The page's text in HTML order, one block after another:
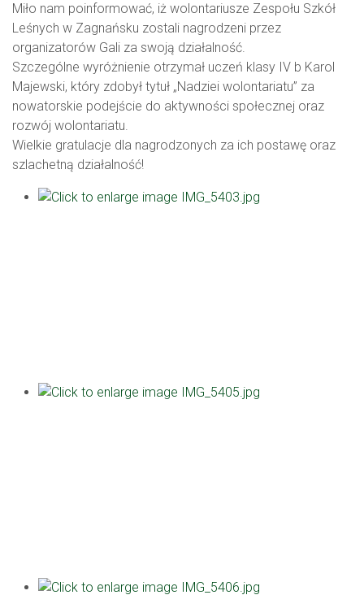
Miło nam poinformować, iż wolontariusze Zespołu Szkół
Leśnych w Zagnańsku zostali nagrodzeni przez
organizatorów Gali za swoją działalność.
Szczególne wyróżnienie otrzymał uczeń klasy IV b Karol
Majewski, który zdobył tytuł „Nadziei wolontariatu” za
nowatorskie podejście do aktywności społecznej oraz
rozwój wolontariatu.
Wielkie gratulacje dla nagrodzonych za ich postawę oraz
szlachetną działalność!